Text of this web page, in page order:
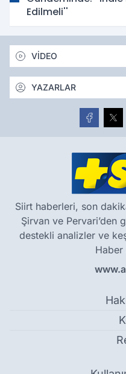
Edilmeli''
VİDEO
YAZARLAR
Siirt haberleri, son
Şirvan ve Pervari’den
destekli analizler ve
Haber